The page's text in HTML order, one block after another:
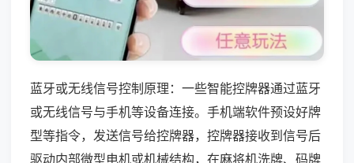
蓝牙或无线信号控制原理：一些智能控牌器通过蓝牙
或无线信号与手机等设备连接。手机端软件预设好牌
型等指令，发送信号给控牌器，控牌器接收到信号后
驱动内部微型电机或机械结构，在麻将机洗牌、码牌